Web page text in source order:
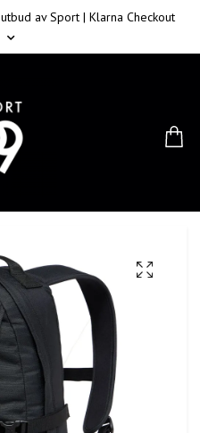
av Sport | Klarna Checkout